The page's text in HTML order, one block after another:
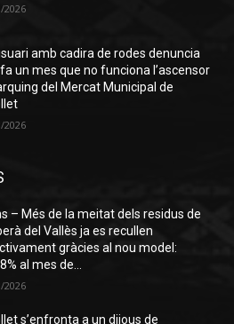
2026
amb cadira de rodes denuncia
un mes que no funciona l’ascensor
del Mercat Municipal de
2026
– Més de la meitat dels residus de
del Vallès ja es recullen
gràcies al nou model:
al mes de...
2026
s’enfronta a un dijous de